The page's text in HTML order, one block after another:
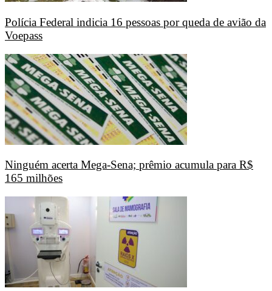
Polícia Federal indicia 16 pessoas por queda de avião da
Voepass
Ninguém acerta Mega-Sena; prêmio acumula para R$
165 milhões